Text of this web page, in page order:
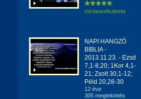
miclauselisabeta
NAPI HANGZÓ
BIBLIA -
2013.11.23. - Ezsd
7,1-8,20; 1Kor 4,1-
21; Zsolt 30,1-12;
Péld 20,28-30
12 éve
305 megtekintés